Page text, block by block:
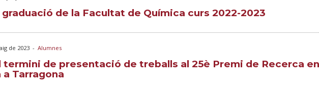
de la Facultat de Química curs 2022-2023
de 2023 - Alumnes
termini de presentació de treballs al 25è Premi de Recerca en
a Tarragona